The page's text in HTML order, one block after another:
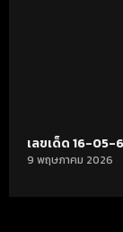
เลขเด็ด 16-05-
9 พฤษภาคม 2026